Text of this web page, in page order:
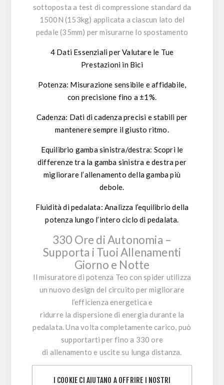
sottoposta a test di compressione standard da
1500N (153kg) applicata a ciascun lato del
pedale (35mm) per misurarne lo spostamento
4 Dati Essenziali per Valutare le Tue
Prestazioni in Bici
Potenza: Misurazione sensibile e affidabile,
con precisione fino a ±1%.
Cadenza: Dati di cadenza precisi e stabili per
mantenere sempre il giusto ritmo.
Equilibrio gamba sinistra/destra: Scopri le
differenze tra la gamba sinistra e destra per
migliorare l’allenamento della gamba più
debole.
Fluidità di pedalata: Analizza l’equilibrio della
potenza lungo l’intero ciclo di pedalata.
330 Ore di Autonomia –
Supporta i Tuoi Allenamenti
Giorno e Notte
Il misuratore di potenza Teo con spider utilizza
un nuovo design del circuito per migliorare
l’efficienza energetica e
ridurre la dispersione di energia durante la
pedalata. Una volta completamente carico, può
supportarti per fino a 330 ore
di allenamento e uscite su lunga distanza.
I COOKIE CI AIUTANO A OFFRIRE I NOSTRI